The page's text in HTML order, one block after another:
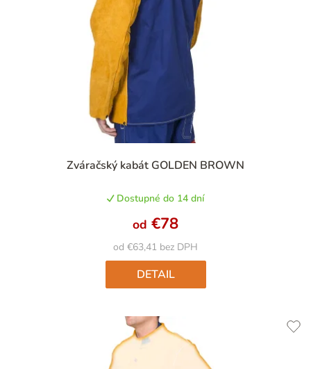
Zváračský kabát GOLDEN BROWN
Dostupné do 14 dní
od €63,41 bez DPH
od €78
DETAIL